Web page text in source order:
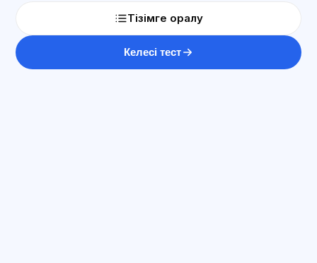
Тізімге оралу
Келесі тест